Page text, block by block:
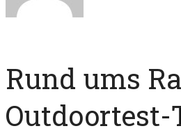
Rund ums
Outdoortest-